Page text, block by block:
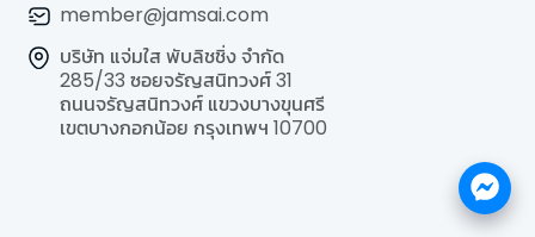
member@jamsai.com
บริษัท แจ่มใส พับลิชชิ่ง จำกัด
285/33 ซอยจรัญสนิทวงศ์ 31
ถนนจรัญสนิทวงศ์ แขวงบางขุนศรี
เขตบางกอกน้อย กรุงเทพฯ 10700